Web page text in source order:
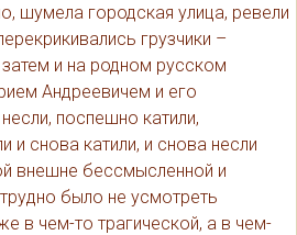
шумела городская улица, ревели
грузчики –
и на родном русском
Андреевичем и его
поспешно катили,
и снова катили, и снова несли
внешне бессмысленной и
было не усмотреть
в чем-то трагической, а в чем-